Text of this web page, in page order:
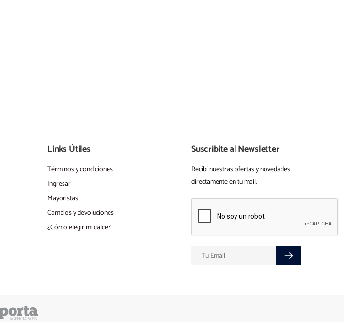
Links Útiles
Términos y condiciones
Ingresar
Mayoristas
Cambios y devoluciones
¿Cómo elegir mi calce?
Suscribite al Newsletter
Recibí nuestras ofertas y novedades
directamente en tu mail.